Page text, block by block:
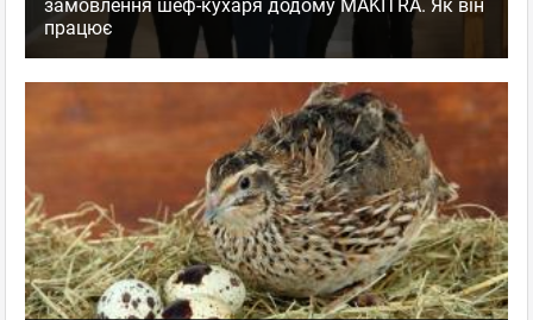
замовлення шеф-кухаря додому MAKITRA. Як він
працює